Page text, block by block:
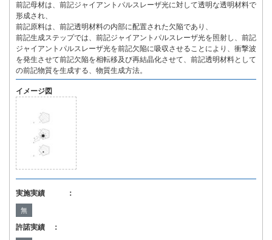
前記母材は、前記ジャイアントパルスレーザ光に対して透明な透明材料で
形成され、
前記原料は、前記透明材料の内部に配置された欠陥であり、
前記生成ステップでは、前記ジャイアントパルスレーザ光を照射し、前記
ジャイアントパルスレーザ光を前記欠陥に吸収させることにより、衝撃波
を発生させて前記欠陥を相転移及び再結晶化させて、前記透明材料として
の前記物質を生成する、物質生成方法。
イメージ図
実施実績 ：
無
許諾実績 ：